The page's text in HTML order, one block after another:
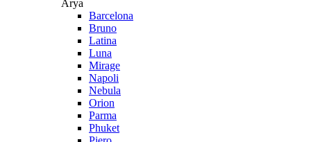
Arya
Barcelona
Bruno
Latina
Luna
Mirage
Napoli
Nebula
Orion
Parma
Phuket